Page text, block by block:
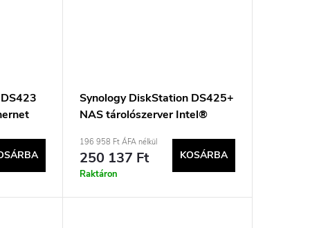
Synology DiskStation DS425+
NAS tárolószerver Intel®
TB Fekete
196 958 Ft ÁFA nélkül
250 137 Ft
Raktáron
KOSÁRBA